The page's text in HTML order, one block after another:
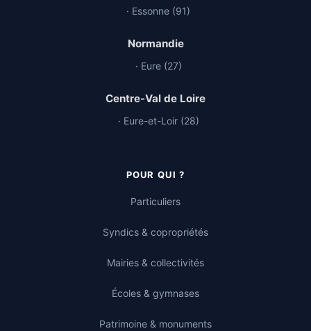
· Essonne (91)
Normandie
· Eure (27)
Centre-Val de Loire
· Eure-et-Loir (28)
POUR QUI ?
Particuliers
Syndics & copropriétés
Mairies & collectivités
Écoles & gymnases
Patrimoine & monuments